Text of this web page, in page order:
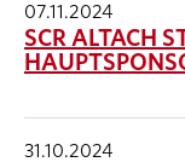
07.11.2024
SCR ALTACH
31.10.2024